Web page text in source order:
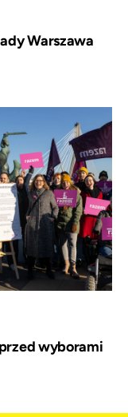
Warszawa
wyborami